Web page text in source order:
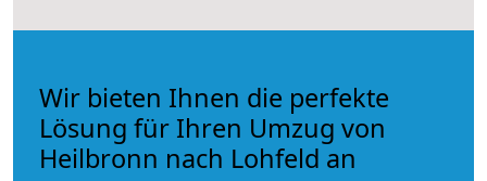
Wir bieten Ihnen die perfekte
Lösung für Ihren Umzug von
Heilbronn nach Lohfeld an